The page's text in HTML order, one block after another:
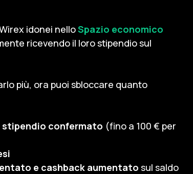
idonei nelloSpazio economico
ricevendo il loro stipendio sul
più, ora puoi sbloccare quanto
stipendio confermato (fino a 100 € per
e cashback aumentato sul saldo